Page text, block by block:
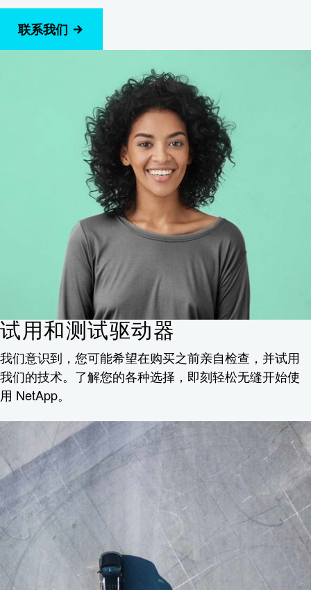
联系我们
试用和测试驱动器
我们意识到，您可能希望在购买之前亲自检查，并试用
我们的技术。了解您的各种选择，即刻轻松无缝开始使
用 NetApp。